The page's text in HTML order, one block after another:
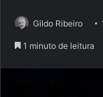
Gildo Ribeiro
1 minuto de leitura